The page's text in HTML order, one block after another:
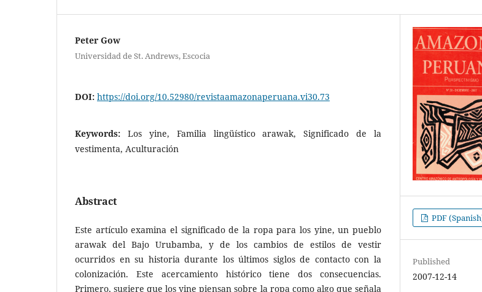
Peter Gow
Universidad de St. Andrews, Escocia
DOI: https://doi.org/10.52980/revistaamazonaperuana.vi30.73
Keywords: Los yine, Familia lingüístico arawak, Significado de la
vestimenta, Aculturación
Abstract
Este artículo examina el significado de la ropa para los yine, un pueblo
arawak del Bajo Urubamba, y de los cambios de estilos de vestir
ocurridos en su historia durante los últimos siglos de contacto con la
colonización. Este acercamiento histórico tiene dos consecuencias.
Primero, sugiere que los yine piensan sobre la ropa como algo que señala
PDF
Published
2007-12-14